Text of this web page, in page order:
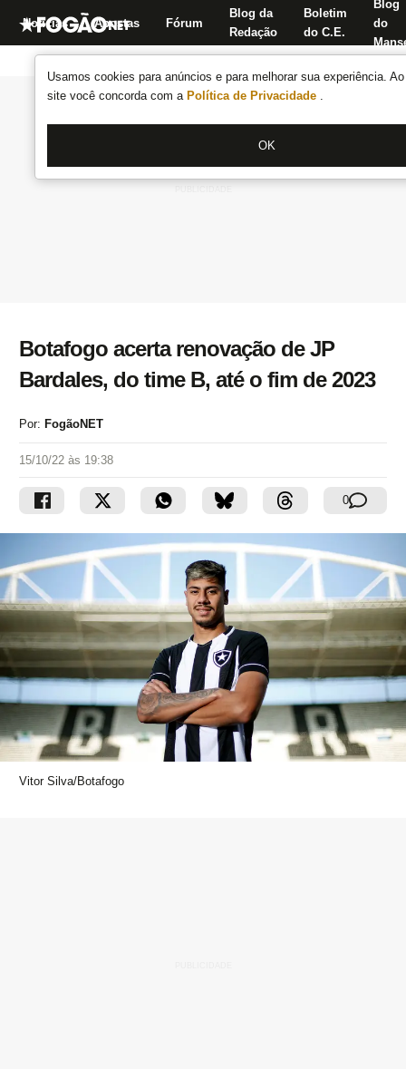
Usamos cookies para anúncios e para melhorar sua experiência.
site você concorda com a Política de Privacidade .
OK
Notícias Apostas Fórum
Blog da
Redação
Boletim
do C.E.
Blog
do
Botafogo acerta renovação de JP
Bardales, do time B, até o fim de 2023
Por: FogãoNET
15/10/22 às 19:38
0
Vitor Silva/Botafogo